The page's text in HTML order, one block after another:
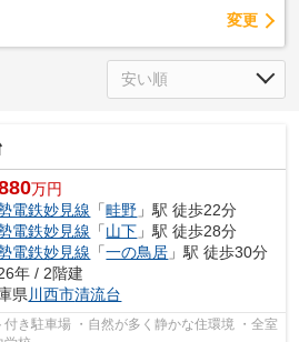
変更
万円
電鉄妙見線 「畦野 」駅 徒歩22分
電鉄妙見線 「山下 」駅 徒歩28分
電鉄妙見線 「一の鳥居 」駅 徒歩30分
年 / 2階建
県川西市清流台
付き駐車場 ・自然が多く静かな住環境 ・全室